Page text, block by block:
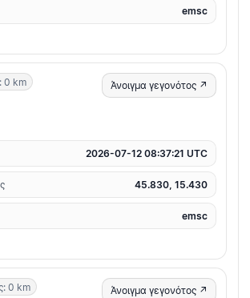
emsc
0 km Άνοιγμα γεγονότος ↗
2026-07-12 08:37:21 UTC
45.830, 15.430
emsc
0 km Άνοιγμα γεγονότος ↗